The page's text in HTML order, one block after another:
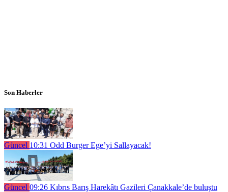
Son Haberler
Güncel 10:31 Odd Burger Ege’yi Sallayacak!
Güncel 09:26 Kıbrıs Barış Harekâtı Gazileri Çanakkale’de buluştu